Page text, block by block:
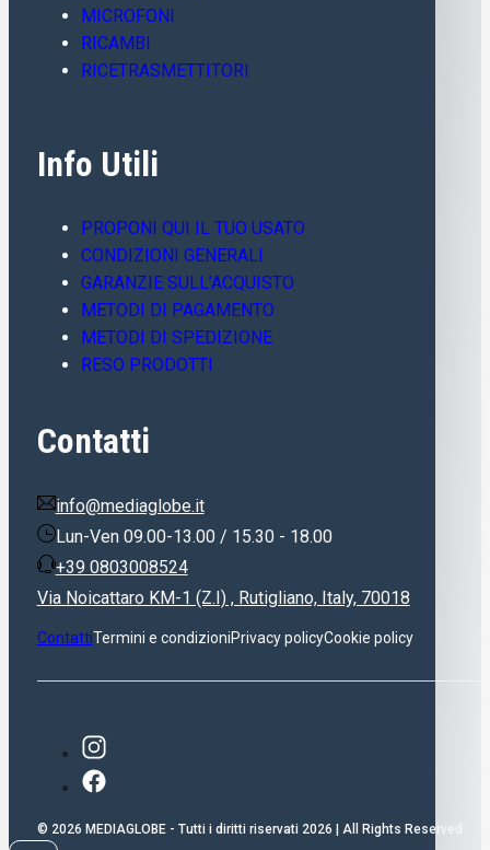
MICROFONI
RICAMBI
RICETRASMETTITORI
Info Utili
PROPONI QUI IL TUO USATO
CONDIZIONI GENERALI
GARANZIE SULL’ACQUISTO
METODI DI PAGAMENTO
METODI DI SPEDIZIONE
RESO PRODOTTI
Contatti
info@mediaglobe.it
Lun-Ven 09.00-13.00 / 15.30 - 18.00
+39 0803008524
Via Noicattaro KM-1 (Z.I) , Rutigliano, Italy, 70018
ContattiTermini e condizioniPrivacy policyCookie policy
© 2026 MEDIAGLOBE - Tutti i diritti riservati 2026 | All Rights Reserved